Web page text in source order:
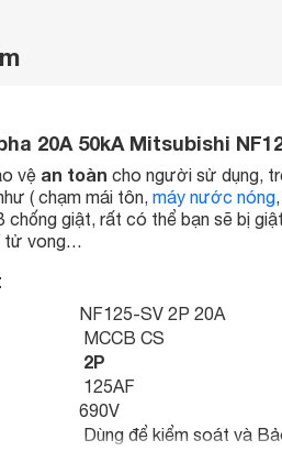
20A 50kA Mitsubishi
vệ an toàn cho người sử dụng,
( chạm mái tôn, máy nước nóng
chống giật, rất có thể bạn sẽ bị
tử vong…
NF125-SV 2P 20A
MCCB CS
2P
125AF
690V
Dùng để kiểm soát và